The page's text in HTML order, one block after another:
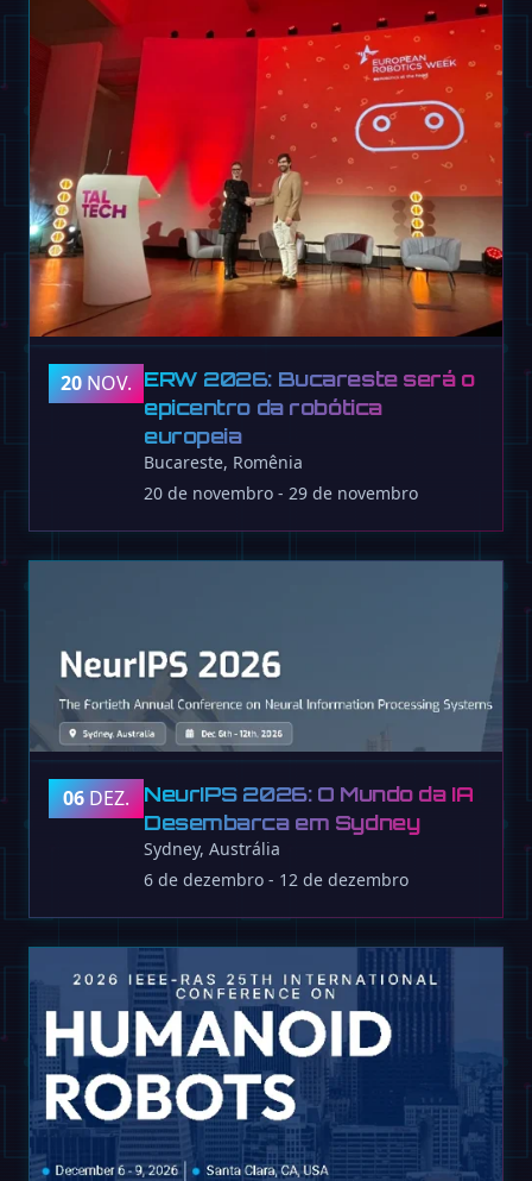
20NOV. ERW 2026: Bucareste será o
epicentro da robótica
europeia
Bucareste, Romênia
20 de novembro - 29 de novembro
06DEZ. NeurIPS 2026: O Mundo da IA
Desembarca em Sydney
Sydney, Austrália
6 de dezembro - 12 de dezembro